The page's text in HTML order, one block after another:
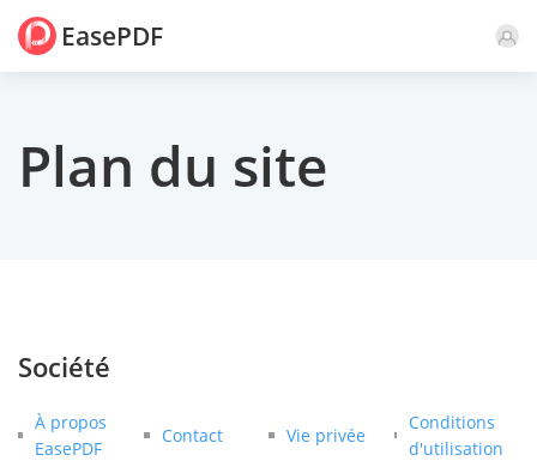
EasePDF
Plan du site
Société
À propos
EasePDF
Contact Vie privée
Conditions
d'utilisation